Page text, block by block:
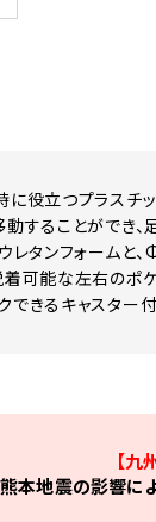
役立つプラスチッ
することができ
タンフォームと
可能な左右のポ
きるキャスター付
【
本地震の影響に